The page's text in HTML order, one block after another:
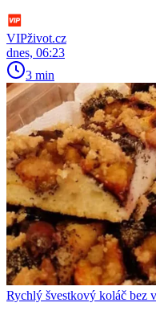
VIPživot.cz
dnes, 06:23
3 min
Rychlý švestkový koláč bez